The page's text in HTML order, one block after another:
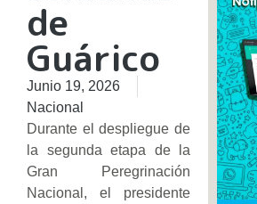
de
Guárico
Junio 19, 2026
Nacional
Durante el despliegue de
la segunda etapa de la
Gran Peregrinación
Nacional, el presidente